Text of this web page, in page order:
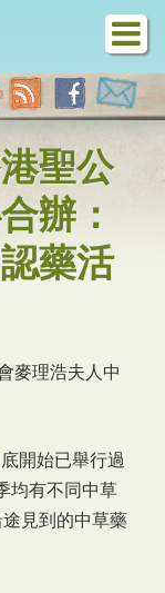
聖公
辦：
藥活
麥理浩夫人中
開始已舉行過
均有不同中草
見到的中草藥